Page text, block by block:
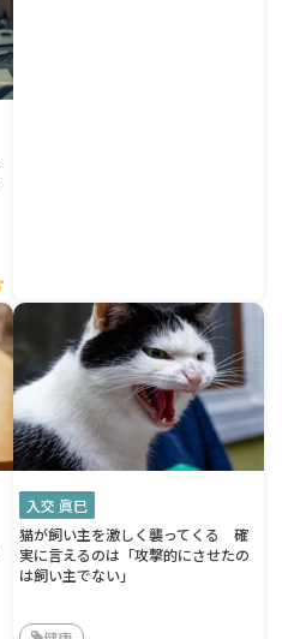
入交 眞巳
猫が飼い主を激しく襲ってくる 確
実に言えるのは「攻撃的にさせたの
は飼い主でない」